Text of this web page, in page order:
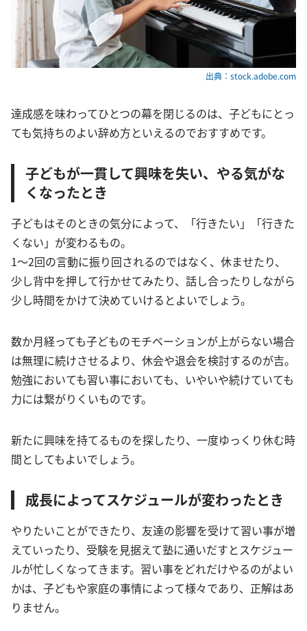
出典：stock.adobe.com
達成感を味わってひとつの幕を閉じるのは、子どもにとっ
ても気持ちのよい辞め方といえるのでおすすめです。
子どもが一貫して興味を失い、やる気がな
くなったとき
子どもはそのときの気分によって、「行きたい」「行きた
くない」が変わるもの。
1～2回の言動に振り回されるのではなく、休ませたり、
少し背中を押して行かせてみたり、話し合ったりしながら
少し時間をかけて決めていけるとよいでしょう。
数か月経っても子どものモチベーションが上がらない場合
は無理に続けさせるより、休会や退会を検討するのが吉。
勉強においても習い事においても、いやいや続けていても
力には繋がりくいものです。
新たに興味を持てるものを探したり、一度ゆっくり休む時
間としてもよいでしょう。
成長によってスケジュールが変わったとき
やりたいことができたり、友達の影響を受けて習い事が増
えていったり、受験を見据えて塾に通いだすとスケジュー
ルが忙しくなってきます。習い事をどれだけやるのがよい
かは、子どもや家庭の事情によって様々であり、正解はあ
りません。